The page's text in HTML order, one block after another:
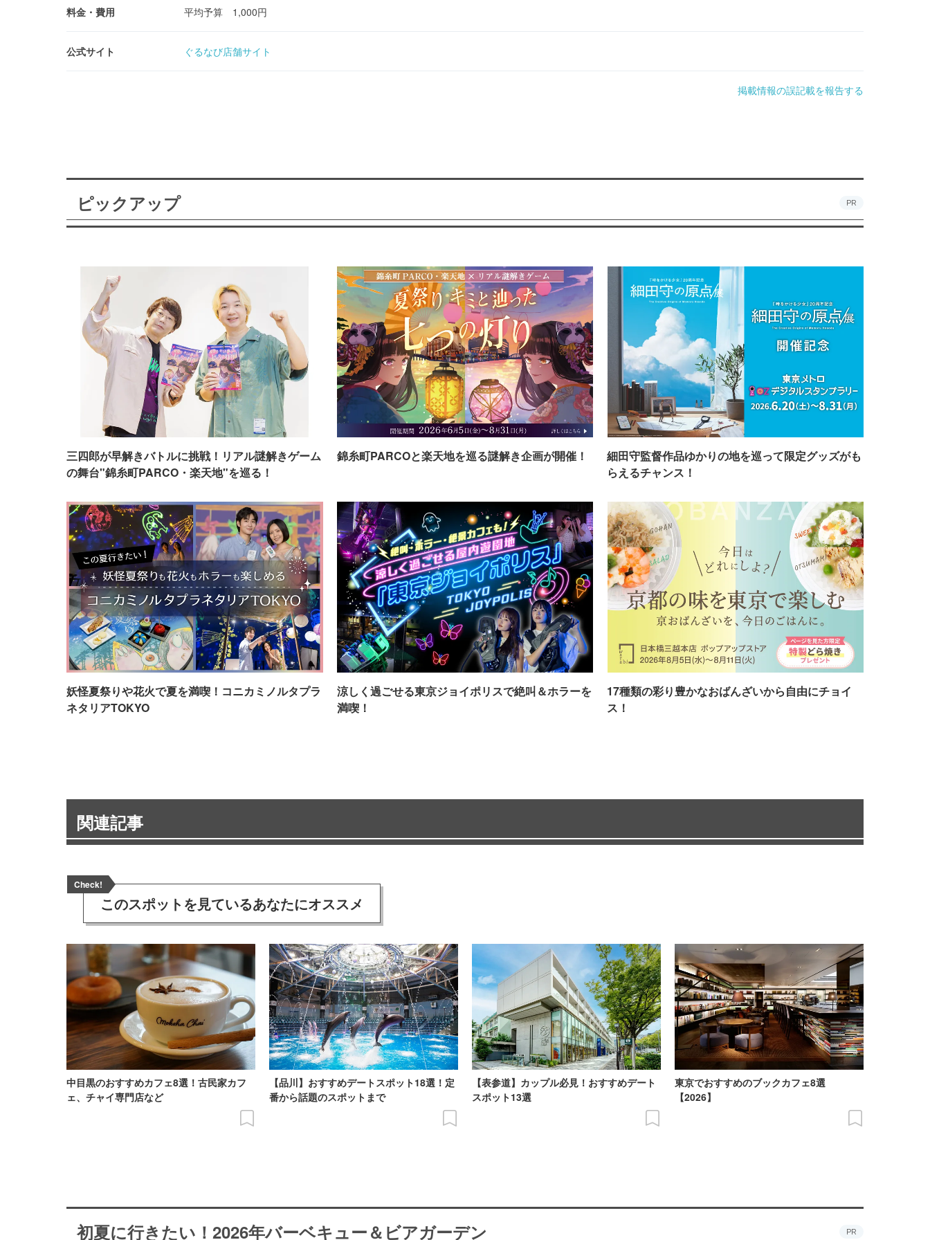
料金・費用 平均予算 1,000円
公式サイト ぐるなび店舗サイト
掲載情報の誤記載を報告する
ピックアップ PR
三四郎が早解きバトルに挑戦！リアル謎解きゲーム
の舞台"錦糸町PARCO・楽天地"を巡る！
錦糸町PARCOと楽天地を巡る謎解き企画が開催！
細田守監督作品ゆかりの地を巡って限定グッズがも
らえるチャンス！
妖怪夏祭りや花火で夏を満喫！コニカミノルタプラ
ネタリアTOKYO
涼しく過ごせる東京ジョイポリスで絶叫＆ホラーを
満喫！
17種類の彩り豊かなおばんざいから自由にチョイ
ス！
関連記事
Check!
このスポットを見ているあなたにオススメ
中目黒のおすすめカフェ8選！古民家カフ
ェ、チャイ専門店など
【品川】おすすめデートスポット18選！定
番から話題のスポットまで
【表参道】カップル必見！おすすめデート
スポット13選
東京でおすすめのブックカフェ8選
【2026】
初夏に行きたい！2026年バーベキュー＆ビアガーデン PR